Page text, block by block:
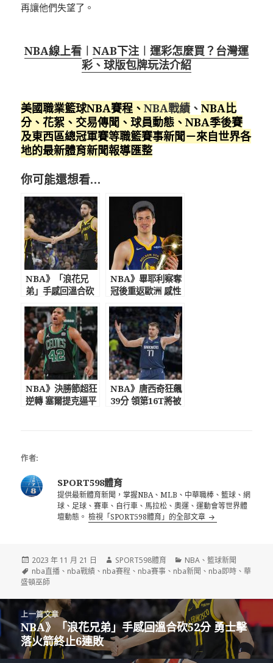
再讓他們失望了。
NBA線上看 ︱ NAB下注 ︱ 運彩怎麼買？台灣運
彩、球版包牌玩法介紹
美國職業籃球NBA賽程 、NBA戰績 、NBA比
分、花絮、交易傳聞、球員動態、NBA季後賽
及東西區總冠軍賽等職籃賽事新聞－來自世界各
地的最新體育新聞報導匯整
你可能還想看…
NBA》「浪花兄
弟」手感回溫合砍
終止6連敗
NBA》畢耶利察奪
冠後重返歐洲 感性
NBA》決勝節超狂
逆轉 塞爾提克逼平
NBA》唐西奇狂飆
39分 領第16T將被
作者:
SPORT598體育
提供最新體育新聞，掌握NBA、MLB、中華職棒、籃球、網
球、足球、賽車、自行車、馬拉松、奧運、運動會等世界體
壇動態。檢視「SPORT598體育」的全部文章
發
佈
日
2023 年 11 月 21 日
作
者
SPORT598體育
分
類
NBA 、籃球新聞
標
籤
nba直播 、 nba戰績 、 nba賽程 、 nba賽事 、 nba新聞 、 nba即時 、華
盛頓巫師
文
章
導
覽
上一篇文章
上
一
篇
NBA》「浪花兄弟」手感回溫合砍52分 勇士擊
落火箭終止6連敗